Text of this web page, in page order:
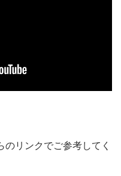
リンクでご参考してく